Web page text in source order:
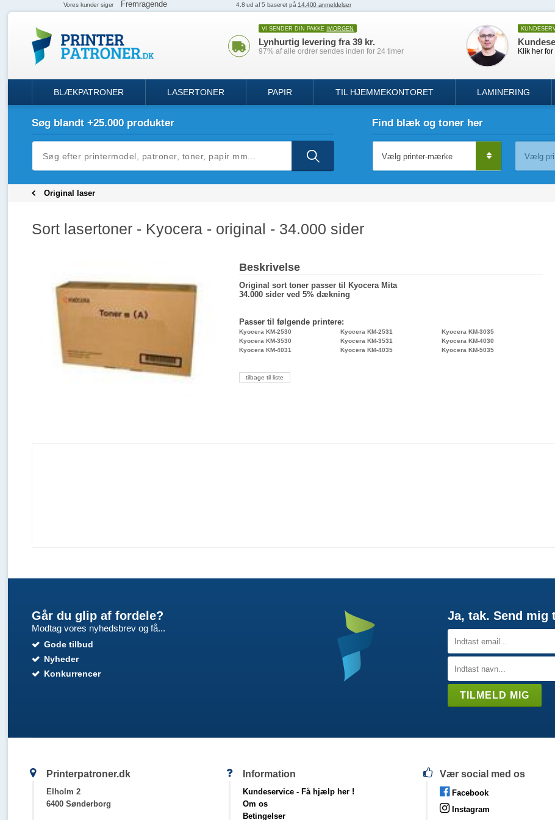
VI SENDER DIN PAKKE IMORGEN
Lynhurtig levering fra 39 kr.
97% af alle ordrer sendes inden for 24 timer Klik her
BLÆKPATRONER LASERTONER PAPIR TIL HJEMMEKONTORET LAMINERING
Søg blandt +25.000 produkter Find blæk og toner her
Original laser
Sort lasertoner - Kyocera - original - 34.000 sider
Beskrivelse
Original sort toner passer til Kyocera Mita
34.000 sider ved 5% dækning
Passer til følgende printere:
Kyocera KM-2530 Kyocera KM-2531
Kyocera KM-3035
Kyocera KM-3530
Kyocera KM-3531
Kyocera KM-4030
Kyocera KM-4031
Kyocera KM-4035 Kyocera KM-5035
tilbage til liste
Går du glip af fordele?
Modtag vores nyhedsbrev og få...
Gode tilbud
Nyheder
Konkurrencer
Ja, tak. Send mig
Printerpatroner.dk
Elholm 2
6400 Sønderborg
Information
Kundeservice - Få hjælp her !
Om os
Betingelser
Vær social med os
Facebook
Instagram